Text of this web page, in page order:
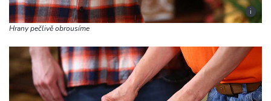
i
Hrany pečlivě obrousíme